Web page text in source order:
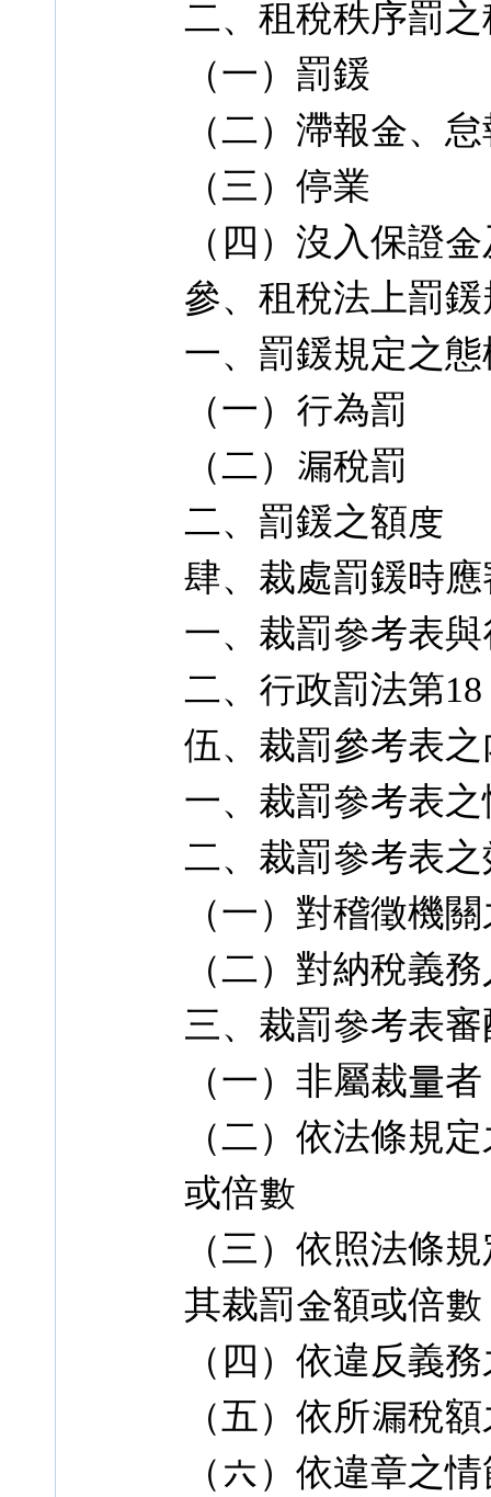
二、租稅秩序罰
（一）罰鍰
（二）滯報金、
（三）停業
（四）沒入保證
參、租稅法上罰
一、罰鍰規定之態
（一）行為罰
（二）漏稅罰
二、罰鍰之額度
肆、裁處罰鍰時
一、裁罰參考表
二、行政罰法第
伍、裁罰參考表
一、裁罰參考表
二、裁罰參考表
（一）對稽徵機
（二）對納稅義
三、裁罰參考表
（一）非屬裁量者
（二）依法條規
或倍數
（三）依照法條
其裁罰金額或倍數
（四）依違反義
（五）依所漏稅
（六）依違章之